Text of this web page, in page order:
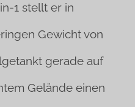
1 stellt er in
Gewicht von
gerade auf
Gelände einen